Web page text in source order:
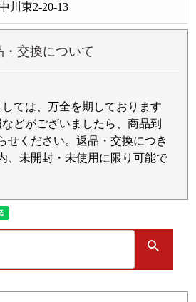
川東2-20-13
・交換について
ては、万全を期しております
どがございましたら、商品到
せください。返品・交換につき
、未開封・未使用に限り可能で